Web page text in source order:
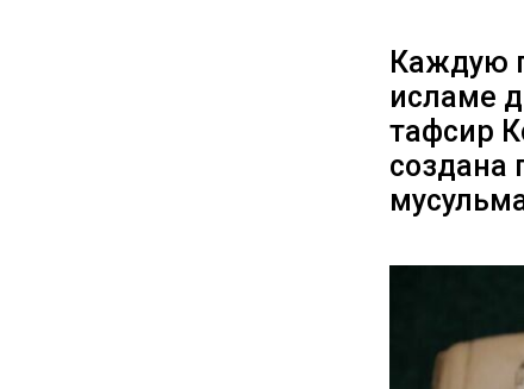
Каждую
исламе
тафсир
создана